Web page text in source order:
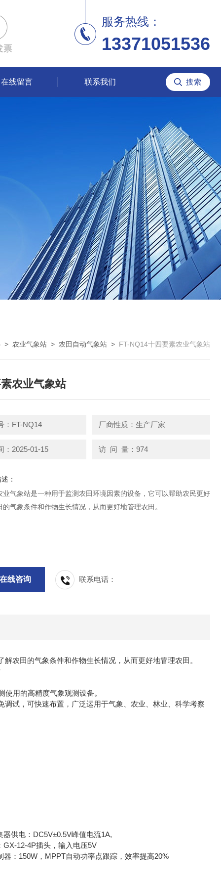
票
服务热线：
13371051536
在线留言 联系我们
> 农业气象站 > 农田自动气象站 > FT-NQ14十四要素农业气象站
农业气象站
：FT-NQ14 厂商性质：生产厂家
：2025-01-15 访 问 量：974
：
业气象站是一种用于监测农田环境因素的设备，它可以帮助农民更好
的气象条件和作物生长情况，从而更好地管理农田。
在线咨询 联系电话：
农田的气象条件和作物生长情况，从而更好地管理农田。
用的高精度气象观测设备。
试，可快速布置，广泛运用于气象、农业、林业、科学考察
供电：DC5V±0.5V峰值电流1A,
12-4P插头，输入电压5V
：150W，MPPT自动功率点跟踪，效率提高20%